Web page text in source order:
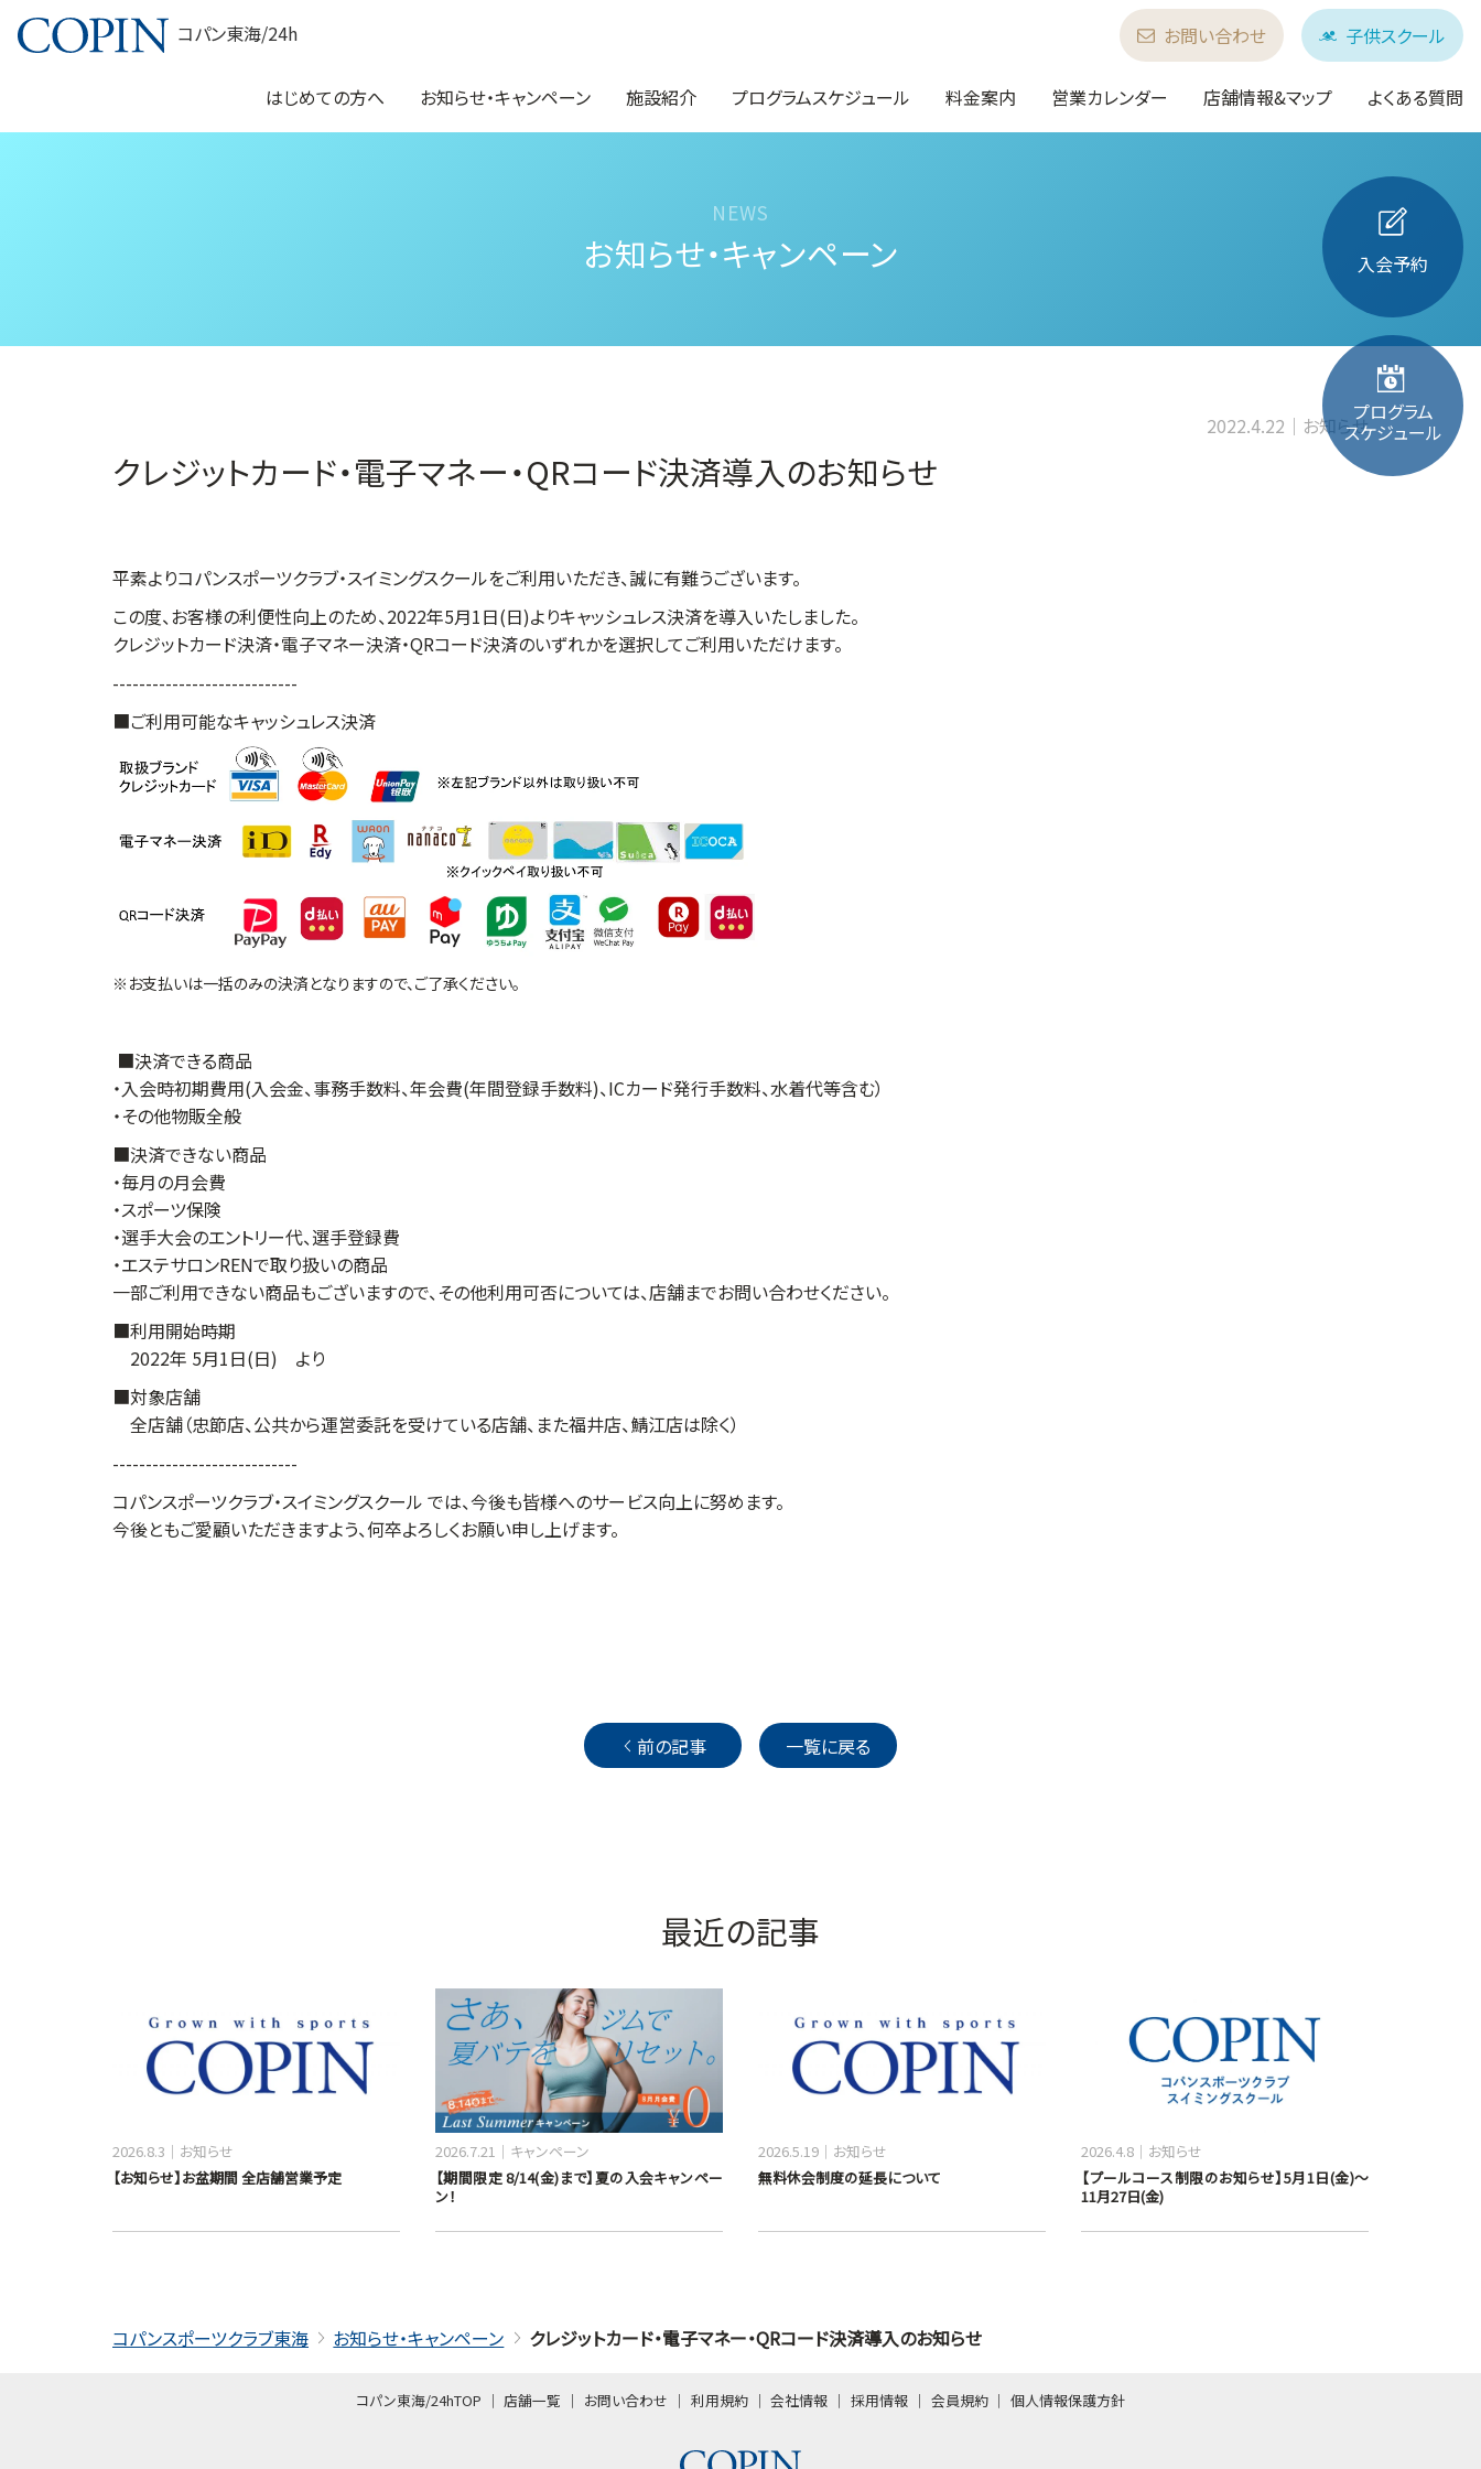
コパン東海/24h
はじめての方へ お知らせ・キャンペーン 施設紹介 プログラムスケジュール 料金案内 営業カレンダー 店舗情報&マップ よくある質問
お問い合わせ 子供スクール
コパンスポーツクラブ東海 お知らせ・キャンペーン クレジットカード・電子マネー・QRコード決済導入のお知らせ
お知らせ・キャンペーン
クレジットカード・電子マネー・QRコード決済導入のお知らせ
2022.4.22 お知らせ
平素よりコパンスポーツクラブ・スイミングスクールをご利用いただき、誠に有難うございます。
この度、お客様の利便性向上のため、2022年5月1日(日)よりキャッシュレス決済を導入いたしました。
クレジットカード決済・電子マネー決済・QRコード決済のいずれかを選択してご利用いただけます。
----------------------------
■ご利用可能なキャッシュレス決済
※お支払いは一括のみの決済となりますので、ご了承ください。
■決済できる商品
・入会時初期費用(入会金、事務手数料、年会費(年間登録手数料)、ICカード発行手数料、水着代等含む）
・その他物販全般
■決済できない商品
・毎月の月会費
・スポーツ保険
・選手大会のエントリー代、選手登録費
・エステサロンRENで取り扱いの商品
一部ご利用できない商品もございますので、その他利用可否については、店舗までお問い合わせください。
■利用開始時期
2022年 5月1日(日) より
■対象店舗
全店舗（忠節店、公共から運営委託を受けている店舗、また福井店、鯖江店は除く）
----------------------------
コパンスポーツクラブ・スイミングスクール では、今後も皆様へのサービス向上に努めます。
今後ともご愛顧いただきますよう、何卒よろしくお願い申し上げます。
前の記事 一覧に戻る
最近の記事
【お知らせ】お盆期間 全店舗営業予定
2026.8.3
お知らせ
【期間限定 8/14(金)まで】夏の入会キャンペー
ン！
2026.7.21
キャンペーン
無料休会制度の延長について
2026.5.19
お知らせ
【プールコース制限のお知らせ】5月1日(金)～
11月27日(金)
2026.4.8 お知らせ
コパン東海/24hTOP 店舗一覧 お問い合わせ 利用規約 会社情報 採用情報 会員規約 個人情報保護方針
入会予約
プログラム
スケジュール